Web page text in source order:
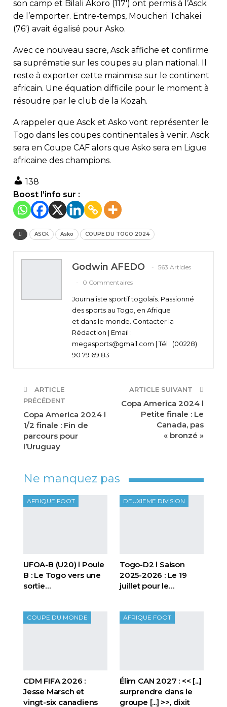
son camp et Bilali Akoro (117′) ont permis à l’Asck
de l’emporter. Entre-temps, Moucheri Tchakei
(76′) avait égalisé pour Asko.
Avec ce nouveau sacre, Asck affiche et confirme
sa suprématie sur les coupes au plan national. Il
reste à exporter cette mainmise sur le continent
africain. Une équation difficile pour le moment à
résoudre par le club de la Kozah.
A rappeler que Asck et Asko vont représenter le
Togo dans les coupes continentales à venir. Asck
sera en Coupe CAF alors que Asko sera en Ligue
africaine des champions.
138
Boost l’info sur :
ASCK Asko COUPE DU TOGO 2024
Godwin AFEDO
563 Articles
0 Commentaires
Journaliste sportif togolais. Passionné
des sports au Togo, en Afrique
et dans le monde. Contacter la
Rédaction | Email :
megasports@gmail.com | Tél : (00228)
90 79 69 83
ARTICLE
PRÉCÉDENT
Copa America 2024 l
1/2 finale : Fin de
parcours pour
l’Uruguay
ARTICLE SUIVANT
Copa America 2024 l
Petite finale : Le
Canada, pas
« bronzé »
Ne manquez pas
AFRIQUE FOOT
UFOA-B (U20) l Poule
B : Le Togo vers une
sortie…
DEUXIEME DIVISION
Togo-D2 l Saison
2025-2026 : Le 19
juillet pour le…
COUPE DU MONDE
CDM FIFA 2026 :
Jesse Marsch et
vingt-six canadiens
AFRIQUE FOOT
Élim CAN 2027 : << [...]
surprendre dans le
groupe [...] >>, dixit